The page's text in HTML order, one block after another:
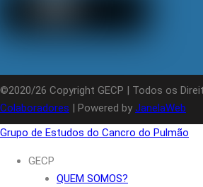
©2020/26 Copyright GECP | Todos os
Colaboradores | Powered by JanelaWeb
Grupo de Estudos do Cancro do Pulmão
GECP
QUEM SOMOS?